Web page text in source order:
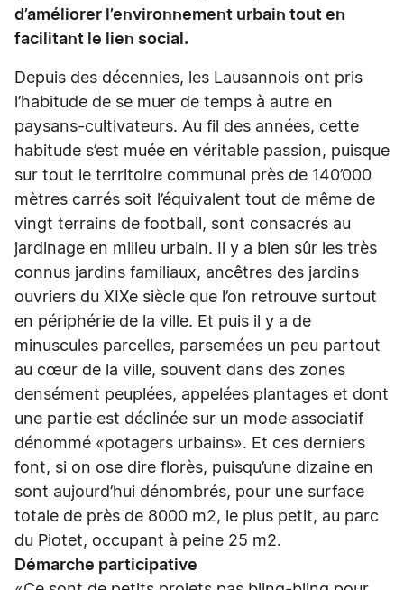
d’améliorer l’environnement urbain tout en
facilitant le lien social.
Depuis des décennies, les Lausannois ont pris
l’habitude de se muer de temps à autre en
paysans-cultivateurs. Au fil des années, cette
habitude s’est muée en véritable passion, puisque
sur tout le territoire communal près de 140’000
mètres carrés soit l’équivalent tout de même de
vingt terrains de football, sont consacrés au
jardinage en milieu urbain. Il y a bien sûr les très
connus jardins familiaux, ancêtres des jardins
ouvriers du XIXe siècle que l’on retrouve surtout
en périphérie de la ville. Et puis il y a de
minuscules parcelles, parsemées un peu partout
au cœur de la ville, souvent dans des zones
densément peuplées, appelées plantages et dont
une partie est déclinée sur un mode associatif
dénommé «potagers urbains». Et ces derniers
font, si on ose dire florès, puisqu’une dizaine en
sont aujourd’hui dénombrés, pour une surface
totale de près de 8000 m2, le plus petit, au parc
du Piotet, occupant à peine 25 m2.
Démarche participative